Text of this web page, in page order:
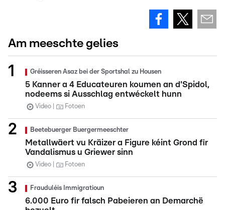
Am meeschte gelies
Gréisseren Asaz bei der Sportshal zu Housen
5 Kanner a 4 Educateuren koumen an d'Spidol,
nodeems si Ausschlag entwéckelt hunn
Video Fotoen
Beetebuerger Buergermeeschter
Metallwäert vu Kräizer a Figure kéint Grond fir
Vandalismus u Griewer sinn
Video Fotoen
Frauduléis Immigratioun
6.000 Euro fir falsch Pabeieren an Demarchë